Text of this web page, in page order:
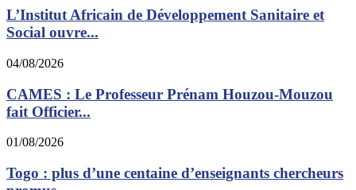
L’Institut Africain de Développement Sanitaire et
Social ouvre...
04/08/2026
CAMES : Le Professeur Prénam Houzou-Mouzou
fait Officier...
01/08/2026
Togo : plus d’une centaine d’enseignants chercheurs